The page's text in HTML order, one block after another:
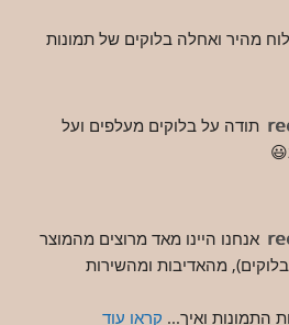
מהיר ואחלה בלוקים של תמונות
התמונות ואיך... קראו עוד